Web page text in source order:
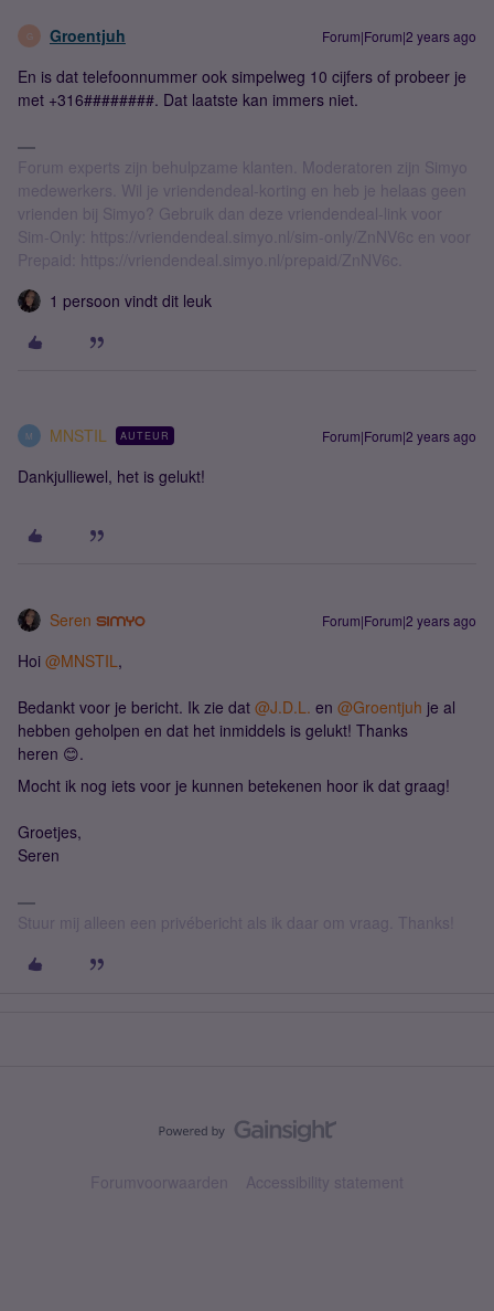
G Groentjuh Forum|Forum|2 years ago
En is dat telefoonnummer ook simpelweg 10 cijfers of probeer je
met +316########. Dat laatste kan immers niet.
Forum experts zijn behulpzame klanten. Moderatoren zijn Simyo
medewerkers. Wil je vriendendeal-korting en heb je helaas geen
vrienden bij Simyo? Gebruik dan deze vriendendeal-link voor
Sim-Only: https://vriendendeal.simyo.nl/sim-only/ZnNV6c en voor
Prepaid: https://vriendendeal.simyo.nl/prepaid/ZnNV6c.
1 persoon vindt dit leuk
M MNSTIL AUTEUR Forum|Forum|2 years ago
Dankjulliewel, het is gelukt!
Seren Forum|Forum|2 years ago
Hoi @MNSTIL,
Bedankt voor je bericht. Ik zie dat @J.D.L. en @Groentjuh je al
hebben geholpen en dat het inmiddels is gelukt! Thanks
heren 😊.
Mocht ik nog iets voor je kunnen betekenen hoor ik dat graag!
Groetjes,
Seren
Stuur mij alleen een privébericht als ik daar om vraag. Thanks!
Forumvoorwaarden Accessibility statement